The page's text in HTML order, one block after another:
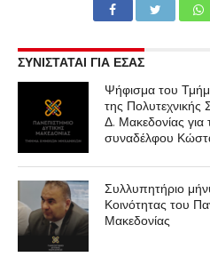
ΣΥΝΙΣΤΑΤΑΙ ΓΙΑ ΕΣΑΣ
Ψήφισμα του
της Πολυτεχνικής
Δ. Μακεδονίας
συναδέλφου
Συλλυπητήριο
Κοινότητας του
Μακεδονίας